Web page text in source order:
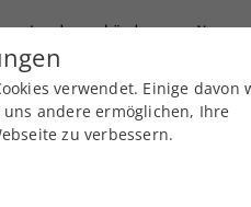
Landesverbände News
Über uns
verwendet. Einige davon
andere ermöglichen, Ihre
zu verbessern.